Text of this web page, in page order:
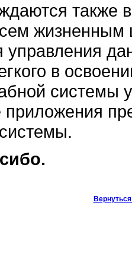
также
жизненным
в
системы
приложения